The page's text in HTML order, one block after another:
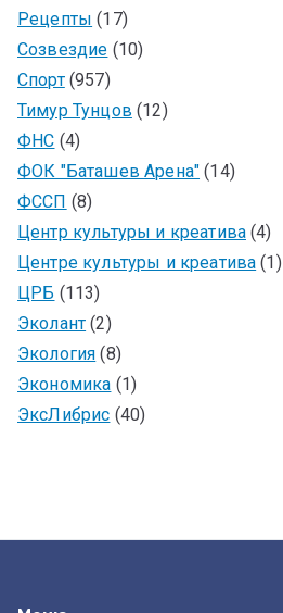
Рецепты (17)
Созвездие (10)
Спорт(957)
Тимур Тунцов (12)
ФНС (4)
ФОК "Баташев Арена" (14)
ФССП (8)
Центр культуры и креатива (4)
Центре культуры и креатива (1)
ЦРБ (113)
Эколант (2)
Экология (8)
Экономика (1)
ЭксЛибрис (40)